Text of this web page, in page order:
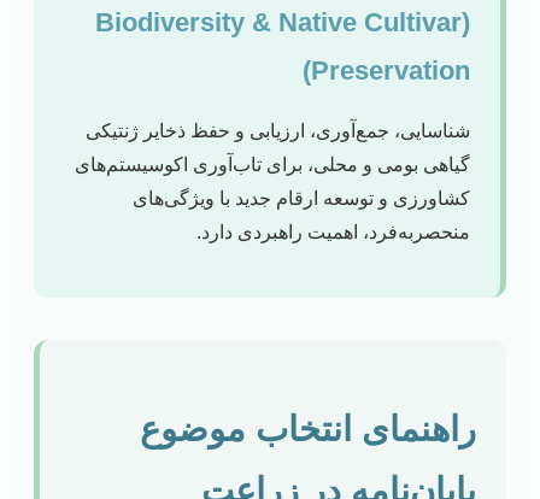
(Biodiversity & Native Cultivar
Preservation)
شناسایی، جمع‌آوری، ارزیابی و حفظ ذخایر ژنتیکی
گیاهی بومی و محلی، برای تاب‌آوری اکوسیستم‌های
کشاورزی و توسعه ارقام جدید با ویژگی‌های
منحصربه‌فرد، اهمیت راهبردی دارد.
راهنمای انتخاب موضوع
پایان‌نامه در زراعت